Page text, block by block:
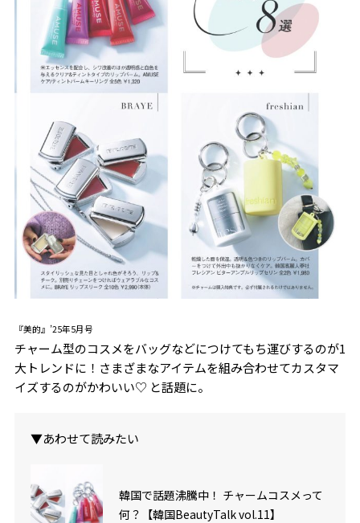
『美的』’25年5月号
チャーム型のコスメをバッグなどにつけてもち運びするのが1
大トレンドに！さまざまなアイテムを組み合わせてカスタマ
イズするのがかわいい♡ と話題に。
▼あわせて読みたい
韓国で話題沸騰中！ チャームコスメって
何？【韓国BeautyTalk vol.11】